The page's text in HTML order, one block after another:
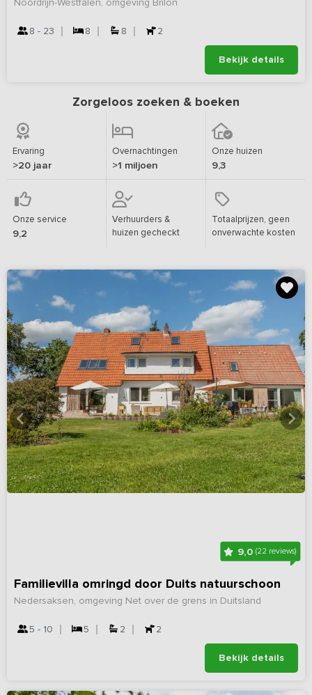
Noordrijn-Westfalen, omgeving Brilon
8 - 23 8 8 2
Bekijk details
Zorgeloos zoeken & boeken
Ervaring
>20 jaar
Overnachtingen
>1 miljoen
Onze huizen
9,3
Onze service
9,2
Verhuurders &
huizen gecheckt
Totaalprijzen, geen
onverwachte kosten
9,0 (22 reviews)
Familievilla omringd door Duits natuurschoon
Nedersaksen, omgeving Net over de grens in Duitsland
5 - 10 5 2 2
Bekijk details